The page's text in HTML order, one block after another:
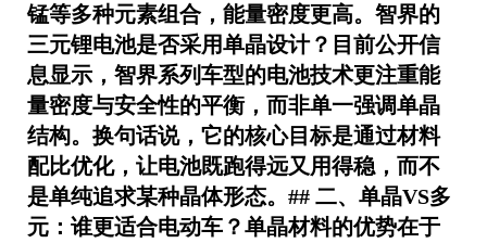
锰等多种元素组合，能量密度更高。智界的
三元锂电池是否采用单晶设计？目前公开信
息显示，智界系列车型的电池技术更注重能
量密度与安全性的平衡，而非单一强调单晶
结构。换句话说，它的核心目标是通过材料
配比优化，让电池既跑得远又用得稳，而不
是单纯追求某种晶体形态。## 二、单晶VS多
元：谁更适合电动车？单晶材料的优势在于